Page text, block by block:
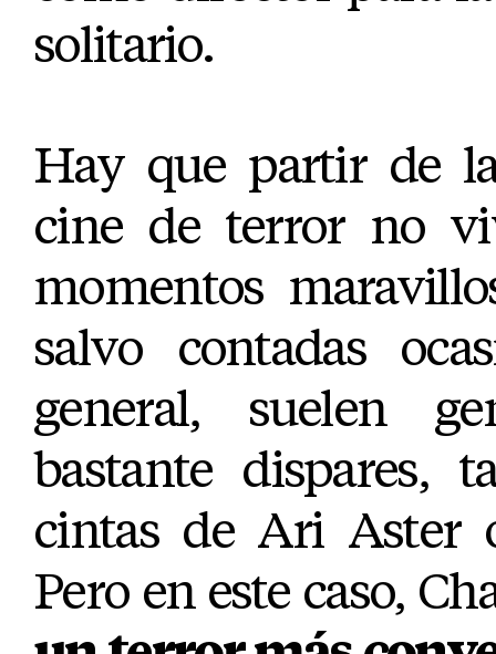
solitario.
Hay que partir de
cine de terror no
momentos
salvo contadas
general, suelen
bastante dispares,
cintas de Ari Aster
Pero en este caso,